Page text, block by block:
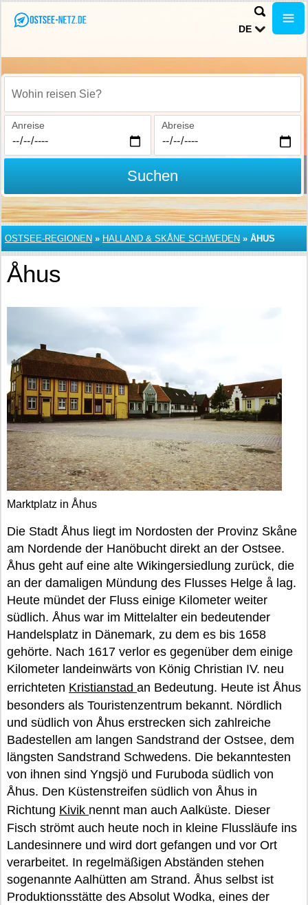
DE
Wohin reisen Sie?
Anreise Abreise
Suchen
OSTSEE-REGIONEN » HALLAND & SKÅNE SCHWEDEN » ÅHUS
Åhus
Marktplatz in Åhus
Die Stadt Åhus liegt im Nordosten der Provinz Skåne
am Nordende der Hanöbucht direkt an der Ostsee.
Åhus geht auf eine alte Wikingersiedlung zurück, die
an der damaligen Mündung des Flusses Helge å lag.
Heute mündet der Fluss einige Kilometer weiter
südlich. Åhus war im Mittelalter ein bedeutender
Handelsplatz in Dänemark, zu dem es bis 1658
gehörte. Nach 1617 verlor es gegenüber dem einige
Kilometer landeinwärts von König Christian IV. neu
errichteten Kristianstad an Bedeutung. Heute ist Åhus
besonders als Touristenzentrum bekannt. Nördlich
und südlich von Åhus erstrecken sich zahlreiche
Badestellen am langen Sandstrand der Ostsee, dem
längsten Sandstrand Schwedens. Die bekanntesten
von ihnen sind Yngsjö und Furuboda südlich von
Åhus. Den Küstenstreifen südlich von Åhus in
Richtung Kivik nennt man auch Aalküste. Dieser
Fisch strömt auch heute noch in kleine Flussläufe ins
Landesinnere und wird dort gefangen und vor Ort
verarbeitet. In regelmäßigen Abständen stehen
sogenannte Aalhütten am Strand. Åhus selbst ist
Produktionsstätte des Absolut Wodka, eines der